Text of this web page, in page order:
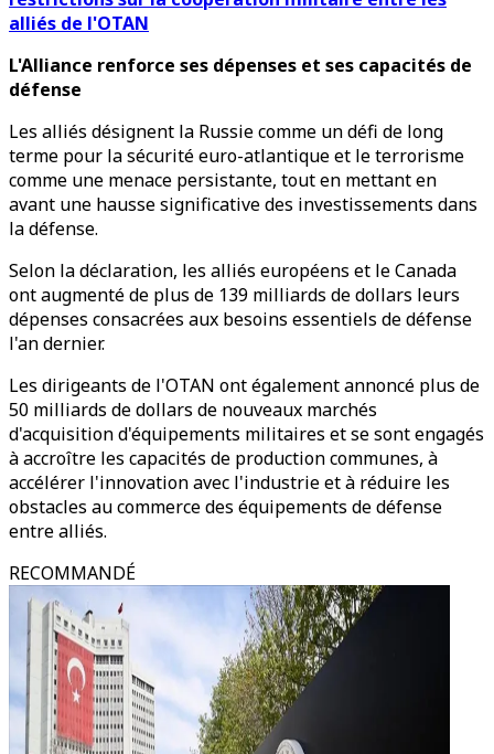
alliés de l'OTAN
L'Alliance renforce ses dépenses et ses capacités de
défense
Les alliés désignent la Russie comme un défi de long
terme pour la sécurité euro-atlantique et le terrorisme
comme une menace persistante, tout en mettant en
avant une hausse significative des investissements dans
la défense.
Selon la déclaration, les alliés européens et le Canada
ont augmenté de plus de 139 milliards de dollars leurs
dépenses consacrées aux besoins essentiels de défense
l'an dernier.
Les dirigeants de l'OTAN ont également annoncé plus de
50 milliards de dollars de nouveaux marchés
d'acquisition d'équipements militaires et se sont engagés
à accroître les capacités de production communes, à
accélérer l'innovation avec l'industrie et à réduire les
obstacles au commerce des équipements de défense
entre alliés.
RECOMMANDÉ